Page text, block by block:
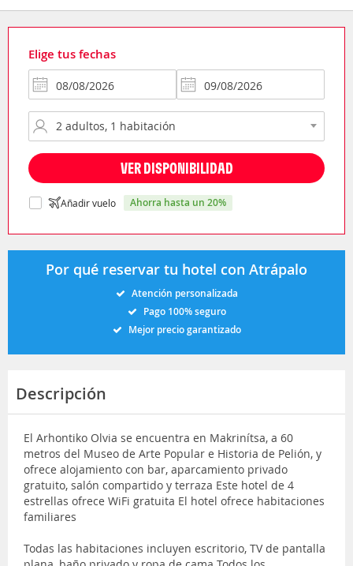
Elige tus fechas
VER DISPONIBILIDAD
Añadir vuelo ahorra hasta un 20%
Por qué reservar tu hotel con Atrápalo
Atención personalizada
Pago 100% seguro
Mejor precio garantizado
Descripción
El Arhontiko Olvia se encuentra en Makrinítsa, a 60
metros del Museo de Arte Popular e Historia de Pelión, y
ofrece alojamiento con bar, aparcamiento privado
gratuito, salón compartido y terraza Este hotel de 4
estrellas ofrece WiFi gratuita El hotel ofrece habitaciones
familiares
Todas las habitaciones incluyen escritorio, TV de pantalla